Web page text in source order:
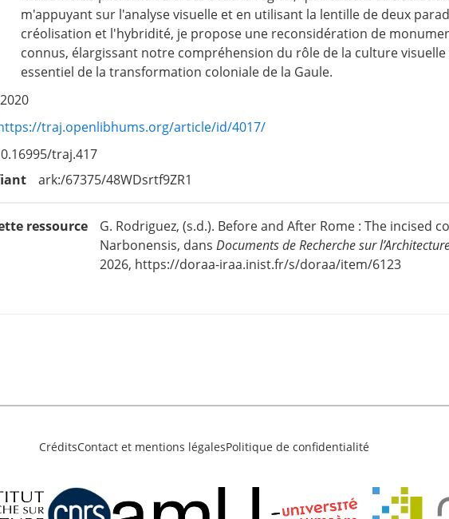
m'appuyant sur l'analyse visuelle et en utilisant la lentille de deux
créolisation et l'hybridité, je propose une reconsidération de
connus, élargissant notre compréhension du rôle de la culture
essentiel de la transformation coloniale de la Gaule.
2020
traj.openlibhums.org/article/id/4017/
traj.417
ark:/67375/48WDsrtf9ZR1
ressource
G. Rodriguez, (s.d.). Before and After Rome : The incised
Narbonensis, dans Documents de Recherche sur
2026, https://doraa-iraa.inist.fr/s/doraa/item/6123
CréditsContact et mentions légalesPolitique de confidentialité